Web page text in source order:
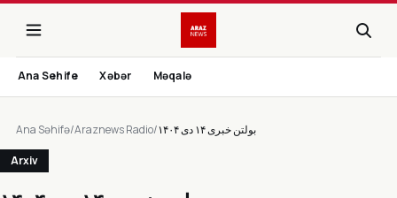
Ana Sehife Xəbər Məqalə
Ana Səhifə/Araznews Radio/ بولتن خبری ۱۴ دی ۱۴۰۴
Arxiv